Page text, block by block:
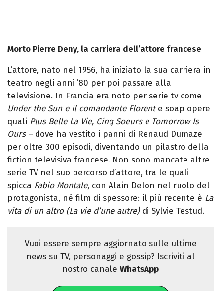
Morto Pierre Deny, la carriera dell’attore francese
L’attore, nato nel 1956, ha iniziato la sua carriera in
teatro negli anni ’80 per poi passare alla
televisione. In Francia era noto per serie tv come
Under the Sun e Il comandante Florente soap opere
quali Plus Belle La Vie, Cinq Soeurs e Tomorrow Is
Ours –dove ha vestito i panni di Renaud Dumaze
per oltre 300 episodi, diventando un pilastro della
fiction televisiva francese. Non sono mancate altre
serie TV nel suo percorso d’attore, tra le quali
spicca Fabio Montale, con Alain Delon nel ruolo del
protagonista, né film di spessore: il più recente è La
vita di un altro (La vie d’une autre)di Sylvie Testud.
Vuoi essere sempre aggiornato sulle ultime
news su TV, personaggi e gossip? Iscriviti al
nostro canale WhatsApp